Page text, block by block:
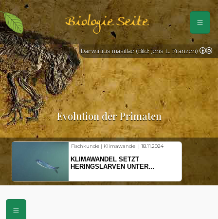
Biologie Seite
Evolution der Primaten
Fischkunde | Klimawandel | 18.11.2024
KLIMAWANDEL SETZT
HERINGSLARVEN UNTER
Darwinius masillae (Bild: Jens L. Franzen)